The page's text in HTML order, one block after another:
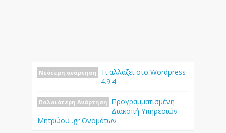
Νεότερη ανάρτηση
Τι αλλάζει στο Wordpress
4.9.4
Παλαιότερη Ανάρτηση
Προγραμματισμένη
Διακοπή Υπηρεσιών
Μητρώου .gr Oνομάτων